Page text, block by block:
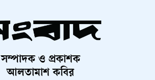
সম্পাদক ও প্রকাশক
আলতামাশ কবির